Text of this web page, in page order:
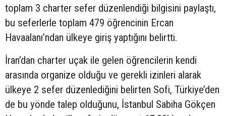
toplam 3 charter sefer düzenlendiği bilgisini paylaştı,
bu seferlerle toplam 479 öğrencinin Ercan
Havaalanı’ndan ülkeye giriş yaptığını belirtti.
İran’dan charter uçak ile gelen öğrencilerin kendi
arasında organize olduğu ve gerekli izinleri alarak
ülkeye 2 sefer düzenlediğini belirten Sofi, Türkiye’den
de bu yönde talep olduğunu, İstanbul Sabiha Gökçen